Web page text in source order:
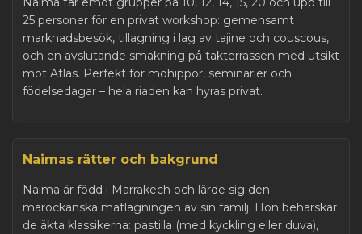
25 personer för en privat workshop: gemensamt
marknadsbesök, tillagning i lag av tajine och couscous,
och en avslutande smakning på takterrassen med utsikt
mot Atlas. Perfekt för möhippor, seminarier och
födelsedagar – hela riaden kan hyras privat.
Naimas rätter och bakgrund
Naima är född i Marrakech och lärde sig den
marockanska matlagningen av sin familj. Hon behärskar
de äkta klassikerna: pastilla (med kyckling eller duva),